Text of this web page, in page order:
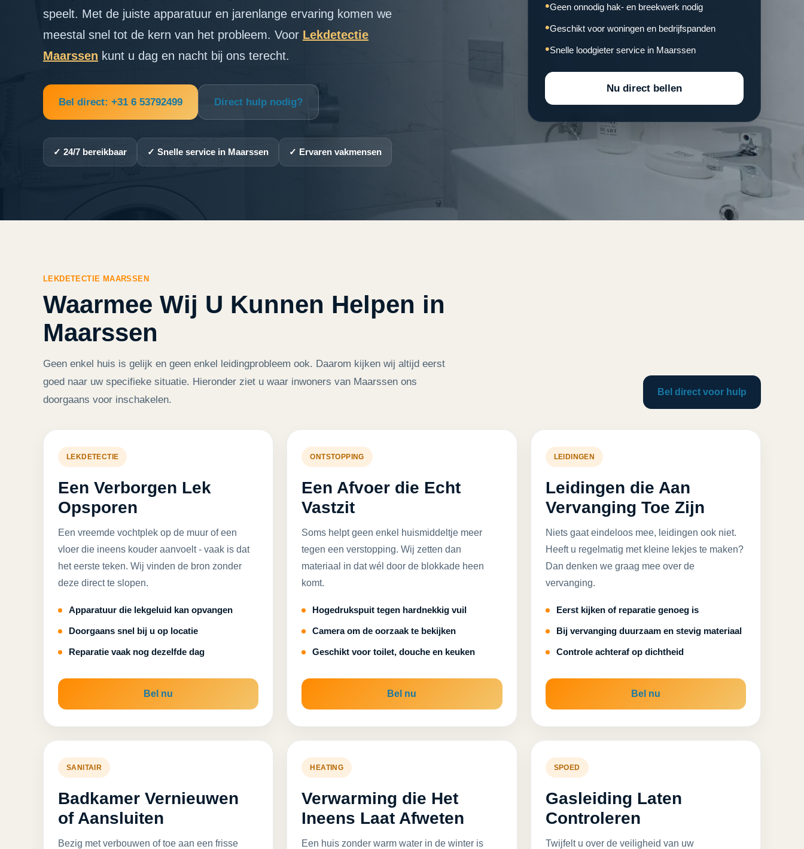
speelt. Met de juiste apparatuur en jarenlange ervaring komen we
meestal snel tot de kern van het probleem. Voor Lekdetectie
Maarssen kunt u dag en nacht bij ons terecht.
Bel direct: +31 6 53792499 Direct hulp nodig?
✓ 24/7 bereikbaar ✓ Snelle service in Maarssen ✓ Ervaren vakmensen
Geen onnodig hak- en breekwerk nodig
Geschikt voor woningen en bedrijfspanden
Snelle loodgieter service in Maarssen
Nu direct bellen
LEKDETECTIE MAARSSEN
Waarmee Wij U Kunnen Helpen in
Maarssen
Geen enkel huis is gelijk en geen enkel leidingprobleem ook. Daarom kijken wij altijd eerst
goed naar uw specifieke situatie. Hieronder ziet u waar inwoners van Maarssen ons
doorgaans voor inschakelen.
Bel direct voor hulp
LEKDETECTIE
Een Verborgen Lek
Opsporen
Een vreemde vochtplek op de muur of een
vloer die ineens kouder aanvoelt - vaak is dat
het eerste teken. Wij vinden de bron zonder
deze direct te slopen.
Apparatuur die lekgeluid kan opvangen
Doorgaans snel bij u op locatie
Reparatie vaak nog dezelfde dag
Bel nu
ONTSTOPPING
Een Afvoer die Echt
Vastzit
Soms helpt geen enkel huismiddeltje meer
tegen een verstopping. Wij zetten dan
materiaal in dat wél door de blokkade heen
komt.
Hogedrukspuit tegen hardnekkig vuil
Camera om de oorzaak te bekijken
Geschikt voor toilet, douche en keuken
Bel nu
LEIDINGEN
Leidingen die Aan
Vervanging Toe Zijn
Niets gaat eindeloos mee, leidingen ook niet.
Heeft u regelmatig met kleine lekjes te maken?
Dan denken we graag mee over de
vervanging.
Eerst kijken of reparatie genoeg is
Bij vervanging duurzaam en stevig materiaal
Controle achteraf op dichtheid
Bel nu
SANITAIR
Badkamer Vernieuwen
of Aansluiten
Bezig met verbouwen of toe aan een frisse
HEATING
Verwarming die Het
Ineens Laat Afweten
Een huis zonder warm water in de winter is
SPOED
Gasleiding Laten
Controleren
Twijfelt u over de veiligheid van uw